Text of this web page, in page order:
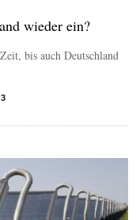
wieder ein?
bis auch Deutschland